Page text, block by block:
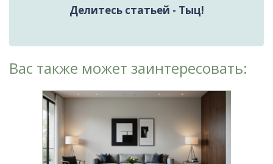
Делитесь статьей - Тыц!
Вас также может заинтересовать: